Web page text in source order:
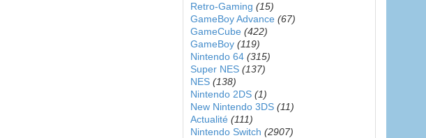
Retro-Gaming (15)
GameBoy Advance (67)
GameCube (422)
GameBoy (119)
Nintendo 64 (315)
Super NES (137)
NES (138)
Nintendo 2DS (1)
New Nintendo 3DS (11)
Actualité (111)
Nintendo Switch (2907)